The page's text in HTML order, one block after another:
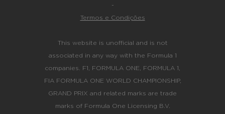
-
Termos e Condições
This website is unofficial and is not
associated in any way with the Formula 1
companies. F1, FORMULA ONE, FORMULA 1,
FIA FORMULA ONE WORLD CHAMPIONSHIP,
GRAND PRIX and related marks are trade
marks of Formula One Licensing B.V.